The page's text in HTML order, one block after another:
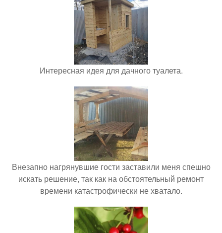
Интересная идея для дачного туалета.
Внезапно нагрянувшие гости заставили меня спешно
искать решение, так как на обстоятельный ремонт
времени катастрофически не хватало.